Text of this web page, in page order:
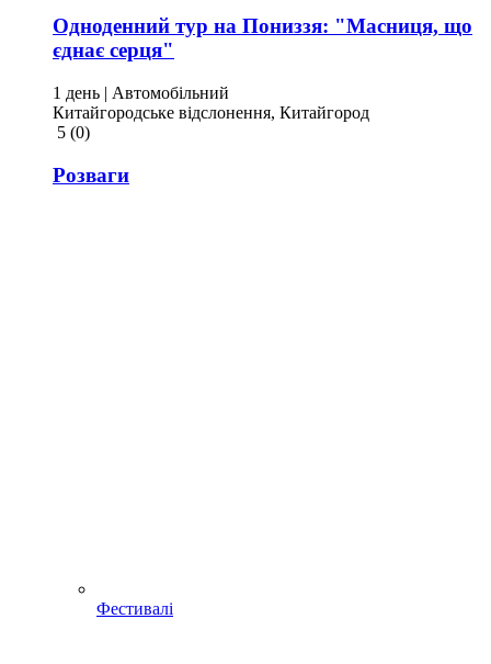
Одноденний тур на Пониззя: "Масниця, що
єднає серця"
1 день | Автомобільний
Китайгородське відслонення, Китайгород
5 (0)
Розваги
Фестивалі